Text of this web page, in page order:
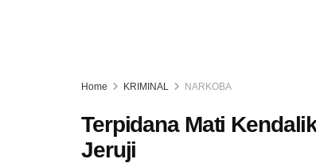
Home KRIMINAL NARKOBA
Terpidana Mati
Jeruji